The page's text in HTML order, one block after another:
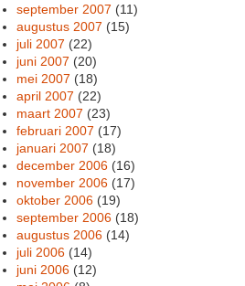
september 2007 (11)
augustus 2007 (15)
juli 2007 (22)
juni 2007 (20)
mei 2007 (18)
april 2007 (22)
maart 2007 (23)
februari 2007 (17)
januari 2007 (18)
december 2006 (16)
november 2006 (17)
oktober 2006 (19)
september 2006 (18)
augustus 2006 (14)
juli 2006 (14)
juni 2006 (12)